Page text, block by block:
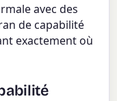
avec des
de capabilité
exactement où